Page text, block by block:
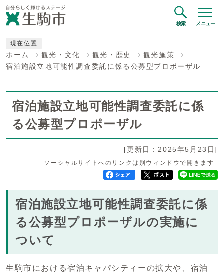
検索 メニュー
現在位置
ホーム 観光・文化 観光・歴史
観光施策
宿泊施設立地可能性調査委託に係る公募型プロポーザル
宿泊施設立地可能性調査委託に係
る公募型プロポーザル
[更新日：2025年5月23日]
ソーシャルサイトへのリンクは別ウィンドウで開きます
宿泊施設立地可能性調査委託に係
る公募型プロポーザルの実施に
ついて
生駒市における宿泊キャパシティーの拡大や、宿泊